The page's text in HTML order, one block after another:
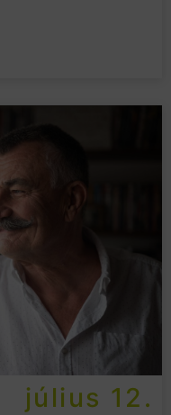
július 12.